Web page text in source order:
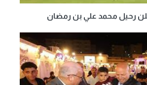
رحيل محمد علي بن رمضان